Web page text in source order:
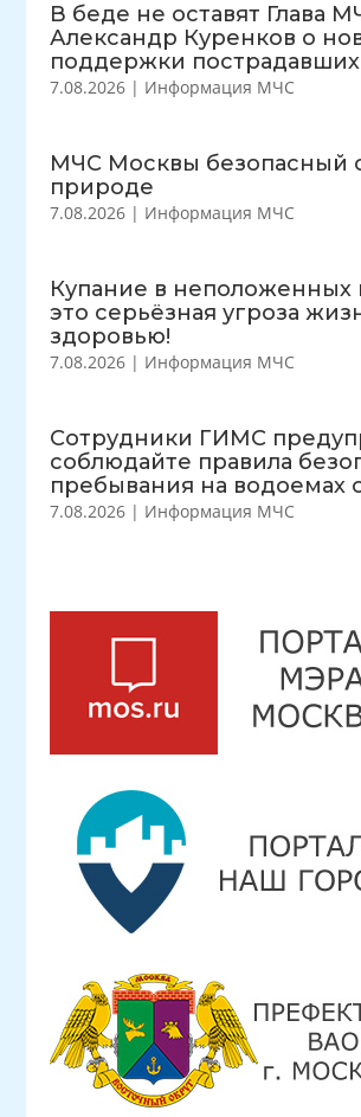
В беде не оставят Глава
Александр Куренков о
поддержки
7.08.2026 | Информация МЧС
МЧС Москвы безопасный
природе
7.08.2026 | Информация МЧС
Купание в неположенных
это серьёзная угроза
здоровью!
7.08.2026 | Информация МЧС
Сотрудники ГИМС
соблюдайте правила
пребывания на водоемах
7.08.2026 | Информация МЧС